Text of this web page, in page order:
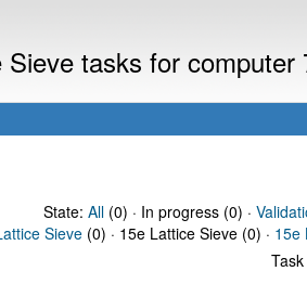
tasks for computer
State: All(0) · In progress (0) ·
Sieve (0) · 15e Lattice Sieve (0) · 15e